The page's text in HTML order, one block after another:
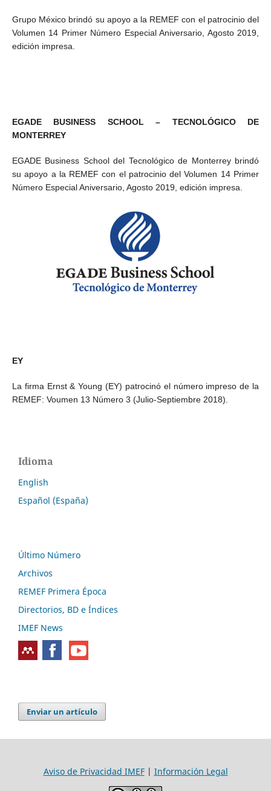
Grupo México brindó su apoyo a la REMEF con el patrocinio del
Volumen 14 Primer Número Especial Aniversario, Agosto2019,
edición impresa.
EGADE BUSINESS SCHOOL – TECNOLÓGICO DE
MONTERREY
EGADE Business Schooldel Tecnológico de Monterrey brindó
su apoyo a la REMEF con el patrocinio del Volumen 14 Primer
Número Especial Aniversario, Agosto2019, edición impresa.
EY
La firma Ernst & Young (EY) patrocinó el número impreso de la
REMEF: Voumen 13 Número 3 (Julio-Septiembre 2018).
Idioma
English
Español (España)
Último Número
Archivos
REMEF Primera Época
Directorios, BD e Índices
IMEF News
Enviar un artículo
Aviso de Privacidad IMEF| Información Legal